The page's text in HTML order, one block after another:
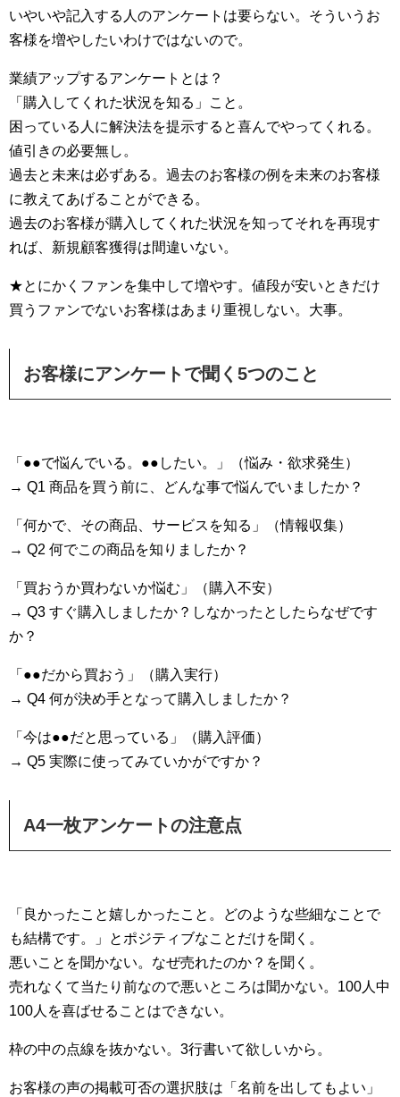
いやいや記入する人のアンケートは要らない。そういうお
客様を増やしたいわけではないので。
業績アップするアンケートとは？
「購入してくれた状況を知る」こと。
困っている人に解決法を提示すると喜んでやってくれる。
値引きの必要無し。
過去と未来は必ずある。過去のお客様の例を未来のお客様
に教えてあげることができる。
過去のお客様が購入してくれた状況を知ってそれを再現す
れば、新規顧客獲得は間違いない。
★とにかくファンを集中して増やす。値段が安いときだけ
買うファンでないお客様はあまり重視しない。大事。
お客様にアンケートで聞く5つのこと
「●●で悩んでいる。●●したい。」（悩み・欲求発生）
→ Q1 商品を買う前に、どんな事で悩んでいましたか？
「何かで、その商品、サービスを知る」（情報収集）
→ Q2 何でこの商品を知りましたか？
「買おうか買わないか悩む」（購入不安）
→ Q3 すぐ購入しましたか？しなかったとしたらなぜです
か？
「●●だから買おう」（購入実行）
→ Q4 何が決め手となって購入しましたか？
「今は●●だと思っている」（購入評価）
→ Q5 実際に使ってみていかがですか？
A4一枚アンケートの注意点
「良かったこと嬉しかったこと。どのような些細なことで
も結構です。」とポジティブなことだけを聞く。
悪いことを聞かない。なぜ売れたのか？を聞く。
売れなくて当たり前なので悪いところは聞かない。100人中
100人を喜ばせることはできない。
枠の中の点線を抜かない。3行書いて欲しいから。
お客様の声の掲載可否の選択肢は「名前を出してもよい」